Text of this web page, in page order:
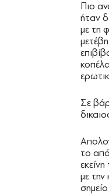
Πιο
ήταν
με τη
Σε
το
με